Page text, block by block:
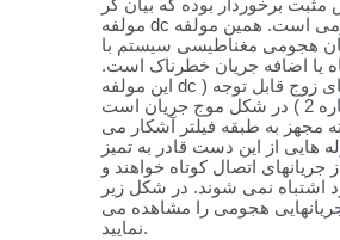
برخوردار بوده که بیان گر
مولفه dc جریان هجومی است. همین مولفه dc است
هجومی مغناطیسی سیستم با
یا اضافه جریان خطرناک است.
این مولفه dc موجد هارمونیکهای زوج قابل توجه (
بویژه هارمونیک شماره 2 ) در شکل موج جریان است
مجهز به طبقه فیلتر آشکار می
هایی از این دست قادر به تمیز
جریانهای اتصال کوتاه خواهند و
اشتباه نمی شوند. در شکل زیر
هجومی را مشاهده می
نمایید.